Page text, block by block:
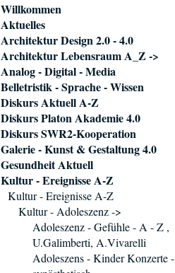
Navigation
überspringen
Willkommen
Aktuelles
Architektur Design 2.0 - 4.0
Architektur Lebensraum A_Z ->
Analog - Digital - Media
Belletristik - Sprache - Wissen
Diskurs Aktuell A-Z
Diskurs Platon Akademie 4.0
Diskurs SWR2-Kooperation
Galerie - Kunst & Gestaltung 4.0
Gesundheit Aktuell
Kultur - Ereignisse A-Z
Kultur - Ereignisse A-Z
Kultur - Adoleszenz ->
Adoleszenz - Gefühle - A - Z ,
U.Galimberti, A.Vivarelli
Adoleszens - Kinder Konzerte -